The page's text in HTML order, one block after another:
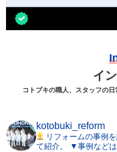
イ
コトブキの職人、スタッフの
kotobuki_reform
リフォームの事例を
て紹介。
▼事例など